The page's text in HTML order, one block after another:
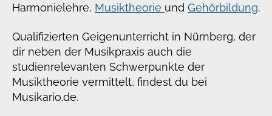
Harmonielehre, Musiktheorie und Gehörbildung.
Qualifizierten Geigenunterricht in Nürnberg, der
dir neben der Musikpraxis auch die
studienrelevanten Schwerpunkte der
Musiktheorie vermittelt, findest du bei
Musikario.de.